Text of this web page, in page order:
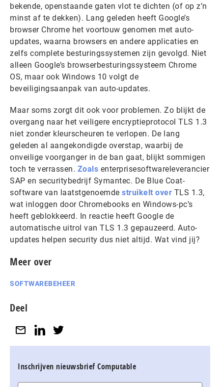
bekende, openstaande gaten vlot te dichten (of op z’n
minst af te dekken). Lang geleden heeft Google’s
browser Chrome het voortouw genomen met auto-
updates, waarna browsers en andere applicaties en
zelfs complete besturingssystemen zijn gevolgd. Niet
alleen Google’s browserbesturingssysteem Chrome
OS, maar ook Windows 10 volgt de
beveiligingsaanpak van auto-updates.
Maar soms zorgt dit ook voor problemen. Zo blijkt de
overgang naar het veiligere encryptieprotocol TLS 1.3
niet zonder kleurscheuren te verlopen. De lang
geleden al aangekondigde overstap, waarbij de
onveilige voorganger in de ban gaat, blijkt sommigen
toch te verrassen. Zoals enterprisesoftwareleverancier
SAP en securitybedrijf Symantec. De Blue Coat-
software van laatstgenoemde struikelt over TLS 1.3,
wat inloggen door Chromebooks en Windows-pc’s
heeft geblokkeerd. In reactie heeft Google de
automatische uitrol van TLS 1.3 gepauzeerd. Auto-
updates helpen security dus niet altijd. Wat vind jij?
Meer over
SOFTWAREBEHEER
Deel
Inschrijven nieuwsbrief Computable